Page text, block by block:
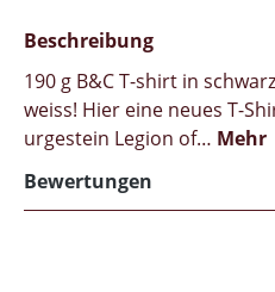
Beschreibung
190 g B&C T-shirt in
weiss! Hier eine neues T-
urgestein Legion of… Mehr
Bewertungen